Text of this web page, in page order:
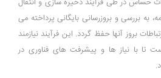
حساس در طی فرآیند ذخیره ‌سازی و انتقال
به بررسی و بروزرسانی بایگانی پرداخته می
بروز آنها حفظ گردد. این فرآیند نیازمند
تا با نیاز ها و پیشرفت ‌های فناوری در